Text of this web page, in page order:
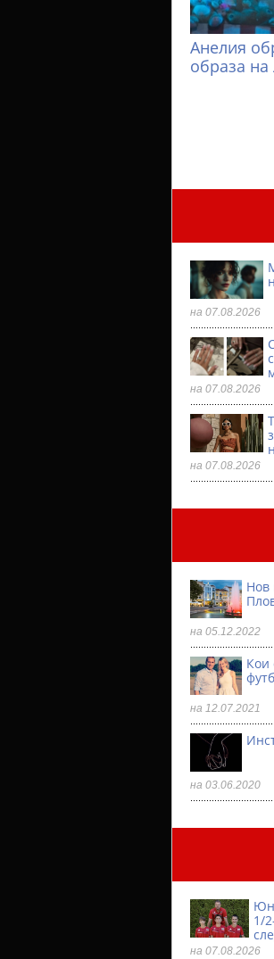
Анелия
образа
на 07.08.2026
на 07.08.2026
на 07.08.2026
Нов
на 05.12.2022
Кои
на 12.07.2021
на 03.06.2020
1/
на 07.08.2026